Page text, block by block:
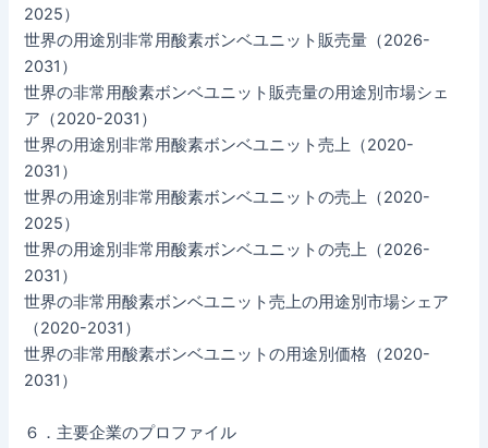
2025）
世界の用途別非常用酸素ボンベユニット販売量（2026-
2031）
世界の非常用酸素ボンベユニット販売量の用途別市場シェ
ア（2020-2031）
世界の用途別非常用酸素ボンベユニット売上（2020-
2031）
世界の用途別非常用酸素ボンベユニットの売上（2020-
2025）
世界の用途別非常用酸素ボンベユニットの売上（2026-
2031）
世界の非常用酸素ボンベユニット売上の用途別市場シェア
（2020-2031）
世界の非常用酸素ボンベユニットの用途別価格（2020-
2031）
６．主要企業のプロファイル